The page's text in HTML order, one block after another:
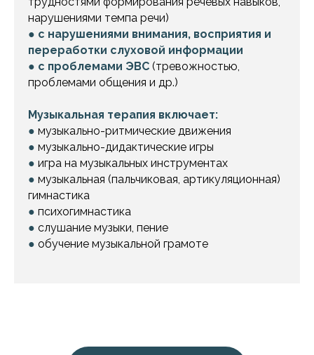
нарушениями темпа речи)
● с нарушениями внимания, восприятия и
переработки слуховой информации
● с проблемами ЭВС (тревожностью,
проблемами общения и др.)
Музыкальная терапия включает:
● музыкально-ритмические движения
● музыкально-дидактические игры
● игра на музыкальных инструментах
● музыкальная (пальчиковая, артикуляционная)
гимнастика
● психогимнастика
● слушание музыки, пение
● обучение музыкальной грамоте